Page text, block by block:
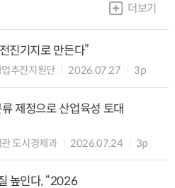
더보기
진기지로 만든다”
추진지원단 2026.07.27 3p
제정으로 산업육성 토대
도시경제과 2026.07.24 3p
높인다, “2026